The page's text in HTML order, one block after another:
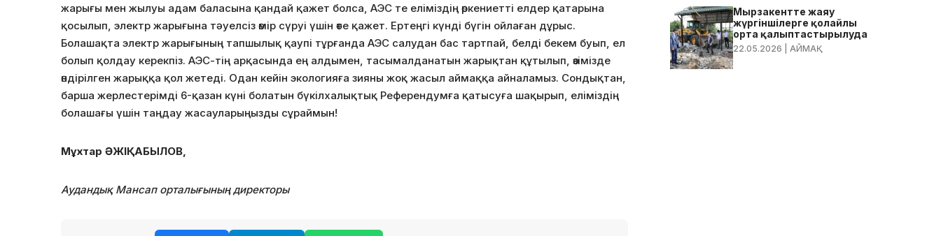
жарығы мен жылуы адам баласына қандай қажет болса, АЭС те еліміздің өркениетті елдер қатарына
қосылып, электр жарығына тәуелсіз өмір сүруі үшін өте қажет. Ертеңгі күнді бүгін ойлаған дұрыс.
Болашақта электр жарығының тапшылық қаупі тұрғанда АЭС салудан бас тартпай, белді бекем буып, ел
болып қолдау керекпіз. АЭС-тің арқасында ең алдымен, тасымалданатын жарықтан құтылып, өзімізде
өндірілген жарыққа қол жетеді. Одан кейін экологияға зияны жоқ жасыл аймаққа айналамыз. Сондықтан,
барша жерлестерімді 6-қазан күні болатын бүкілхалықтық Референдумға қатысуға шақырып, еліміздің
болашағы үшін таңдау жасауларыңызды сұраймын!
Мұхтар ӘЖІҚАБЫЛОВ,
Аудандық Мансап орталығының директоры
Мырзакентте жаяу
жүргіншілерге қолайлы
орта қалыптастырылуда
22.05.2026 | АЙМАҚ